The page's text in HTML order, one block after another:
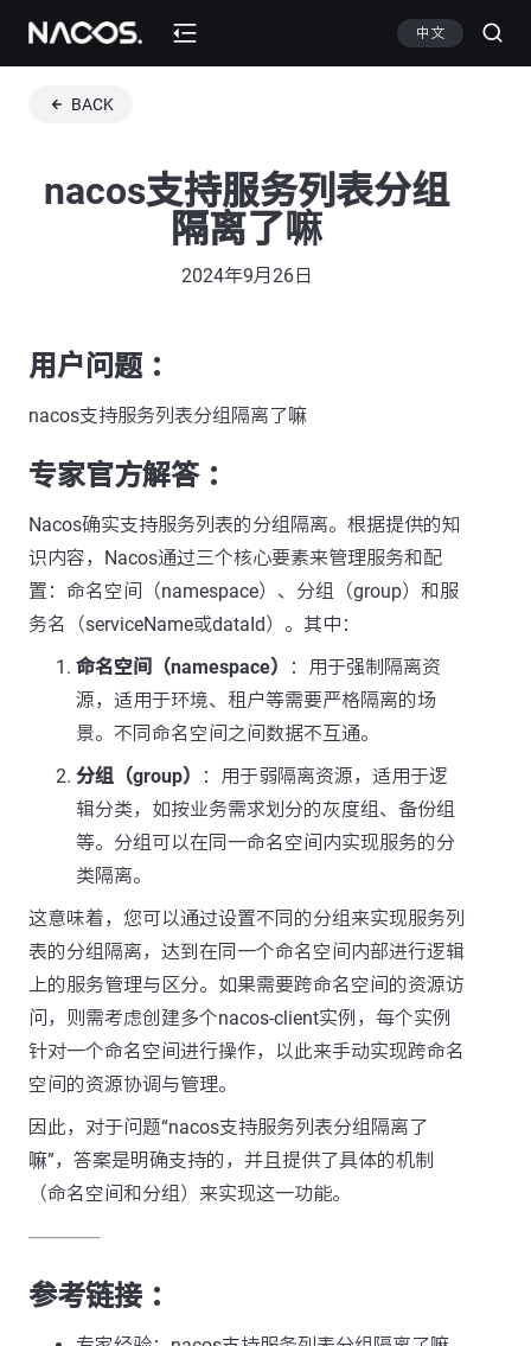
中文
BACK
nacos支持服务列表分组
隔离了嘛
2024年9月26日
用户问题 ：
nacos支持服务列表分组隔离了嘛
专家官方解答 ：
Nacos确实支持服务列表的分组隔离。根据提供的知
识内容，Nacos通过三个核心要素来管理服务和配
置：命名空间（namespace）、分组（group）和服
务名（serviceName或dataId）。其中：
命名空间（namespace）
：用于强制隔离资
源，适用于环境、租户等需要严格隔离的场
景。不同命名空间之间数据不互通。
分组（group）
：用于弱隔离资源，适用于逻
辑分类，如按业务需求划分的灰度组、备份组
等。分组可以在同一命名空间内实现服务的分
类隔离。
这意味着，您可以通过设置不同的分组来实现服务列
表的分组隔离，达到在同一个命名空间内部进行逻辑
上的服务管理与区分。如果需要跨命名空间的资源访
问，则需考虑创建多个nacos-client实例，每个实例
针对一个命名空间进行操作，以此来手动实现跨命名
空间的资源协调与管理。
因此，对于问题“nacos支持服务列表分组隔离了
嘛”，答案是明确支持的，并且提供了具体的机制
（命名空间和分组）来实现这一功能。
---------------
参考链接 ：